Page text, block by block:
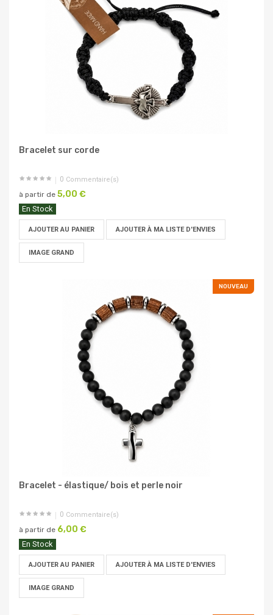
Bracelet sur corde
0 Commentaire(s)
à partir de 5,00 €
En Stock
AJOUTER AU PANIER AJOUTER À MA LISTE D'ENVIES
IMAGE GRAND
NOUVEAU
Bracelet - élastique/ bois et perle noir
0 Commentaire(s)
à partir de 6,00 €
En Stock
AJOUTER AU PANIER AJOUTER À MA LISTE D'ENVIES
IMAGE GRAND